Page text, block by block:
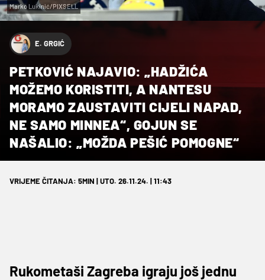
Marko Lukinić/PIXSELL
E. GRGIĆ
PETKOVIĆ NAJAVIO: „HADŽIĆA
MOŽEMO KORISTITI, A NANTESU
MORAMO ZAUSTAVITI CIJELI NAPAD,
NE SAMO MINNEA“, GOJUN SE
NAŠALIO: „MOŽDA PEŠIĆ POMOGNE“
VRIJEME ČITANJA: 5MIN | UTO. 26.11.24. | 11:43
Rukometaši Zagreba igraju još jednu